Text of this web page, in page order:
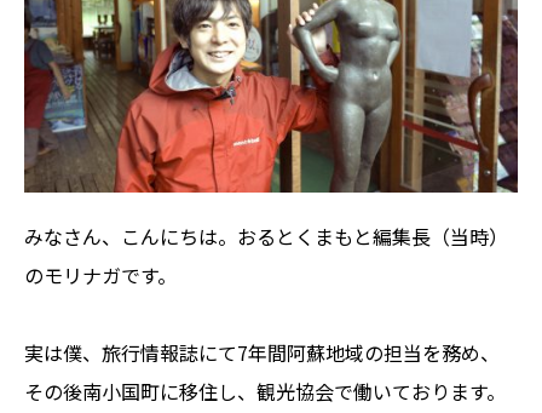
みなさん、こんにちは。おるとくまもと編集長（当時）
のモリナガです。
実は僕、旅行情報誌にて7年間阿蘇地域の担当を務め、
その後南小国町に移住し、観光協会で働いております。